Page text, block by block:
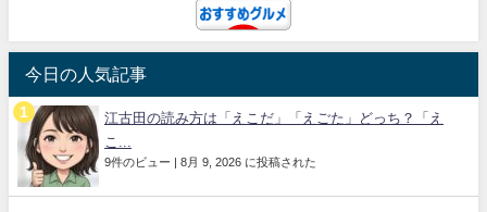
今日の人気記事
江古田の読み方は「えこだ」「えごた」どっち？「え
こ...
9件のビュー | 8月 9, 2026 に投稿された